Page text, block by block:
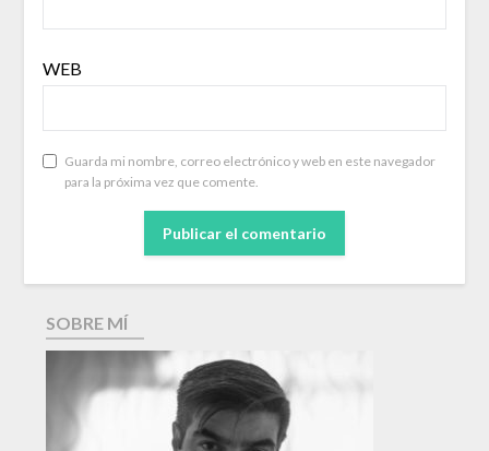
WEB
Guarda mi nombre, correo electrónico y web en este navegador
para la próxima vez que comente.
SOBRE MÍ